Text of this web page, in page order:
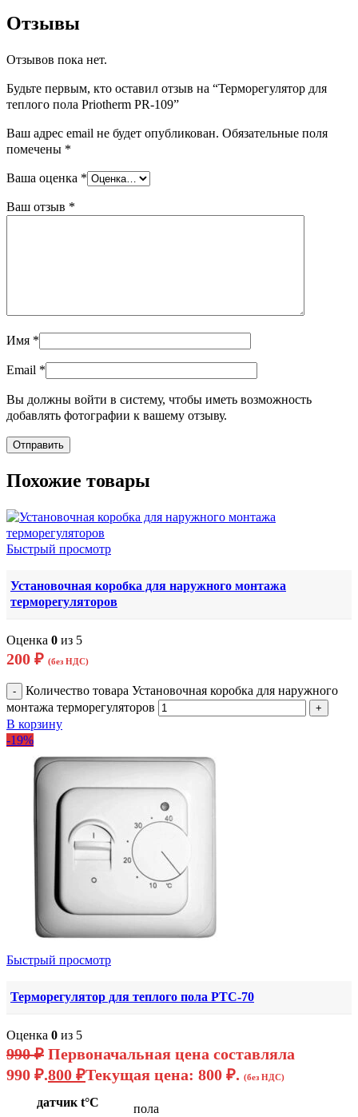
Отзывы
Отзывов пока нет.
Будьте первым, кто оставил отзыв на “Терморегулятор для
теплого пола Priotherm PR-109”
Ваш адрес email не будет опубликован. Обязательные поля
помечены *
Ваша оценка *
Ваш отзыв *
Имя *
Email *
Вы должны войти в систему, чтобы иметь возможность
добавлять фотографии к вашему отзыву.
Похожие товары
Быстрый просмотр
Установочная коробка для наружного монтажа
терморегуляторов
Оценка 0 из 5
200 ₽ (без НДС)
Количество товара Установочная коробка для наружного
монтажа терморегуляторов
В корзину
-19%
Быстрый просмотр
Терморегулятор для теплого пола РТС-70
Оценка 0 из 5
990₽ Первоначальная цена составляла
990 ₽.800 ₽Текущая цена: 800 ₽. (без НДС)
датчик t°C
пола